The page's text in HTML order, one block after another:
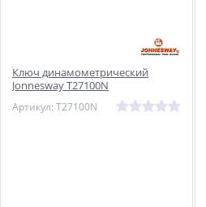
Ключ динамометрический
Jonnesway T27100N
Артикул: T27100N